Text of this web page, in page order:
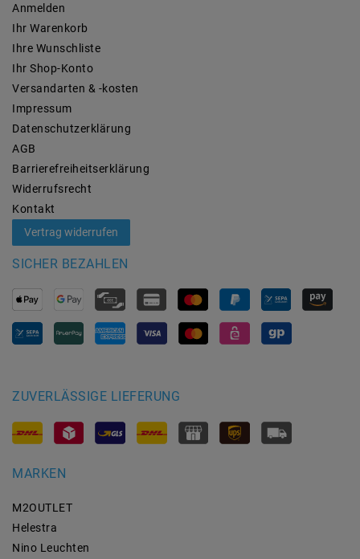
Anmelden
Ihr Warenkorb
Ihre Wunschliste
Ihr Shop-Konto
Versandarten & -kosten
Impressum
Daten­schutz­erklärung
AGB
Barrierefreiheitserklärung
Widerrufs­recht
Kontakt
Vertrag widerrufen
SICHER BEZAHLEN
ZUVERLÄSSIGE LIEFERUNG
MARKEN
M2OUTLET
Helestra
Nino Leuchten